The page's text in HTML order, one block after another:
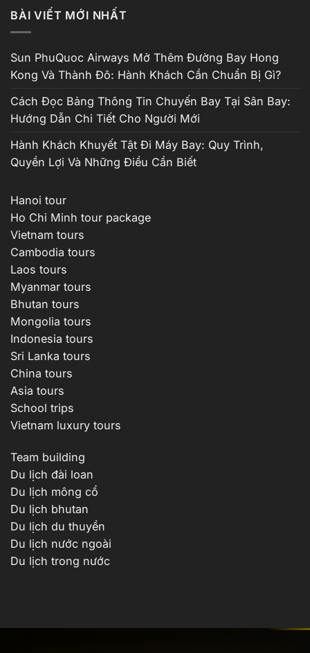
₫17,200,000
BÀI VIẾT MỚI NHẤT
Sun PhuQuoc Airways Mở Thêm Đường Bay Hong
Kong Và Thành Đô: Hành Khách Cần Chuẩn Bị Gì?
Cách Đọc Bảng Thông Tin Chuyến Bay Tại Sân Bay:
Hướng Dẫn Chi Tiết Cho Người Mới
Hành Khách Khuyết Tật Đi Máy Bay: Quy Trình,
Quyền Lợi Và Những Điều Cần Biết
Hanoi tour
Ho Chi Minh tour package
Vietnam tours
Cambodia tours
Laos tours
Myanmar tours
Bhutan tours
Mongolia tours
Indonesia tours
Sri Lanka tours
China tours
Asia tours
School trips
Vietnam luxury tours
Team building
Du lịch đài loan
Du lịch mông cổ
Du lịch bhutan
Du lịch du thuyền
Du lịch nước ngoài
Du lịch trong nước